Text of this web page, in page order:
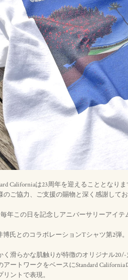
Californiaは23周年を迎えることとなりま
ご協力、ご支援の賜物と深く感謝してお
毎年この日を記念しアニバーサリーアイテ
氏とのコラボレーションTシャツ第2弾。
滑らかな肌触りが特徴のオリジナル20/-
ートワークをベースにStandard
ントで表現。